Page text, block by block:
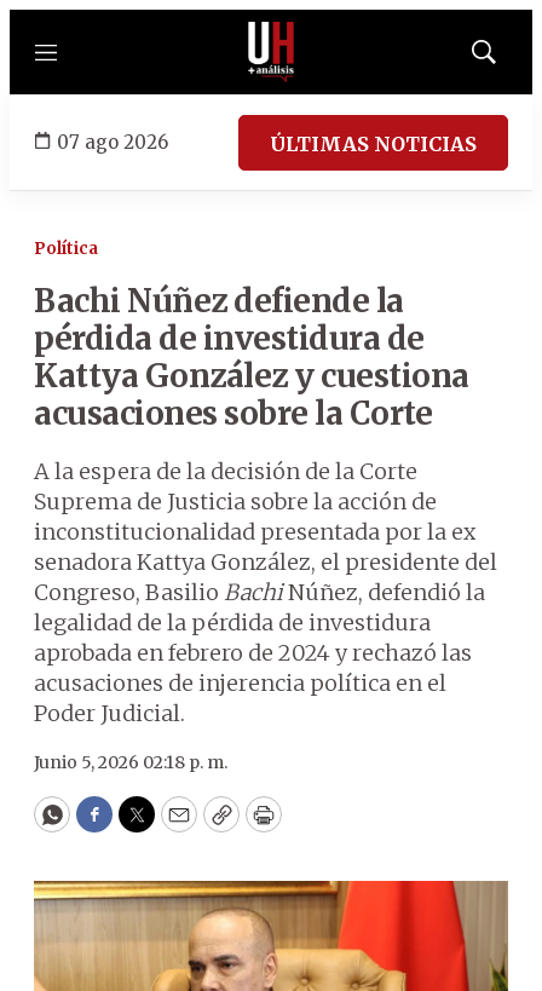
Menú
Mostrar
07 ago 2026 ÚLTIMAS NOTICIAS
Política
Bachi Núñez defiende la
pérdida de investidura de
Kattya González y cuestiona
acusaciones sobre la Corte
A la espera de la decisión de la Corte
Suprema de Justicia sobre la acción de
inconstitucionalidad presentada por la ex
senadora Kattya González, el presidente del
Congreso, Basilio BachiNúñez, defendió la
legalidad de la pérdida de investidura
aprobada en febrero de 2024 y rechazó las
acusaciones de injerencia política en el
Poder Judicial.
Junio 5, 2026 02:18 p. m.
WhatsApp
Facebook
Twitter
EmailCopyPrint